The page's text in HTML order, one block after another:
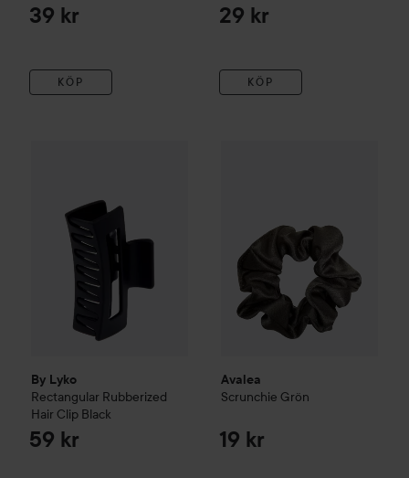
39 kr
KÖP
29 kr
KÖP
By Lyko
Rectangular Rubberized
Hair Clip Black
59 kr
Avalea
Scrunchie Grön
19 kr